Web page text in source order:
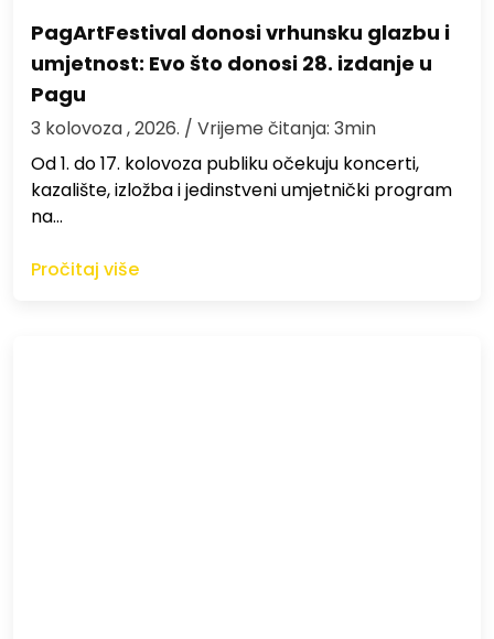
PagArtFestival donosi vrhunsku glazbu i
umjetnost: Evo što donosi 28. izdanje u
Pagu
3 kolovoza , 2026. / Vrijeme čitanja: 3min
Od 1. do 17. kolovoza publiku očekuju koncerti,
kazalište, izložba i jedinstveni umjetnički program
na…
Pročitaj više